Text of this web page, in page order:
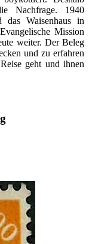
Nachfrage. 1940
das Waisenhaus in
Mission
weiter. Der Beleg
und zu erfahren
geht und ihnen